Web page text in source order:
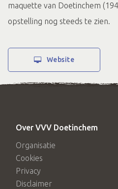
maquette van Doetinchem
opstelling nog steeds te zien.
Website
Over VVV Doetinchem
Organisatie
Cookies
Privacy
Disclaimer